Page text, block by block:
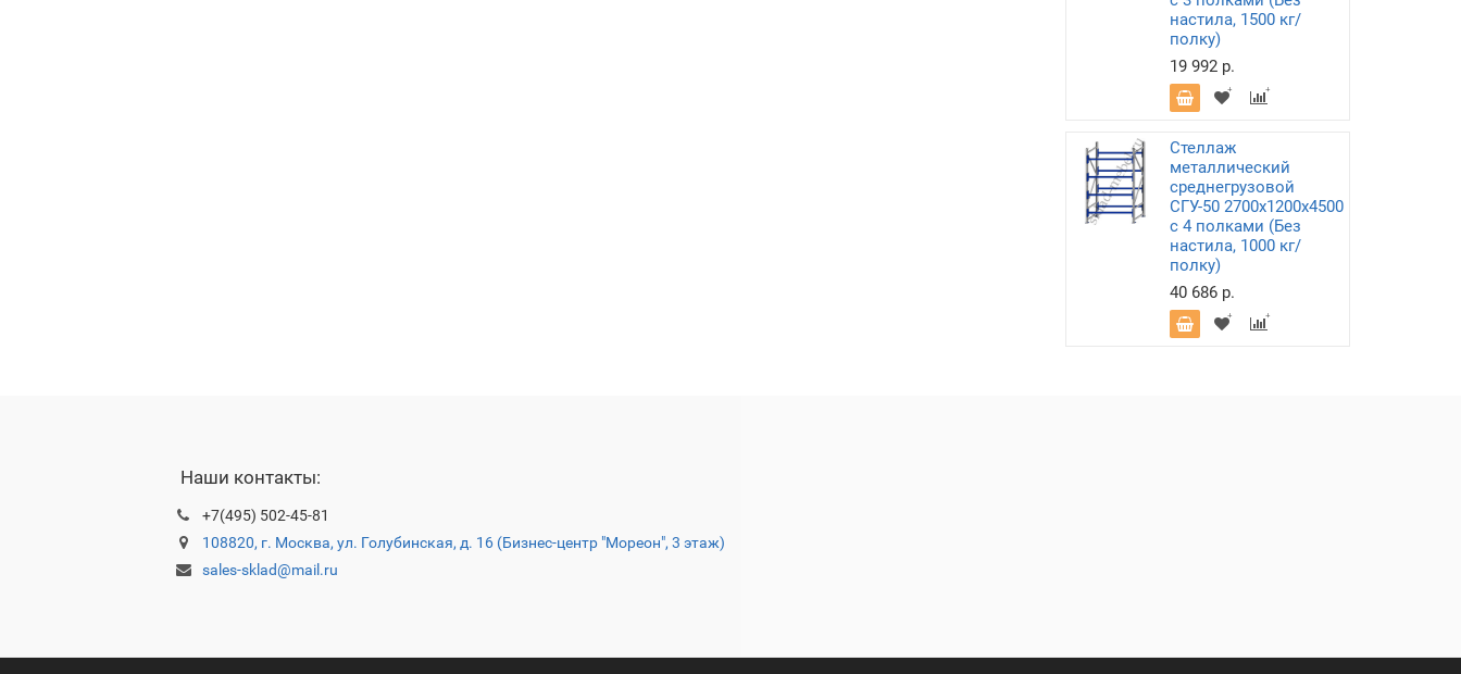
настила, 1500 кг/
полку)
19 992 р.
Стеллаж
металлический
среднегрузовой
СГУ-50 2700х1200х4500
с 4 полками (Без
настила, 1000 кг/
полку)
40 686 р.
Наши контакты:
+7(495) 502-45-81
108820, г. Москва, ул. Голубинская, д. 16 (Бизнес-центр "Мореон", 3 этаж)
sales-sklad@mail.ru